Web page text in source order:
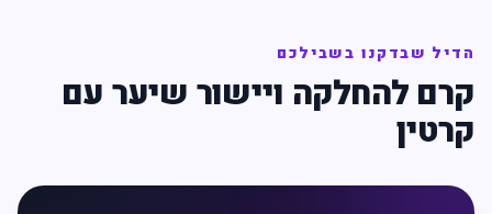
הדיל שבדקנו בשבילכם
קרם להחלקה ויישור שיער עם
קרטין